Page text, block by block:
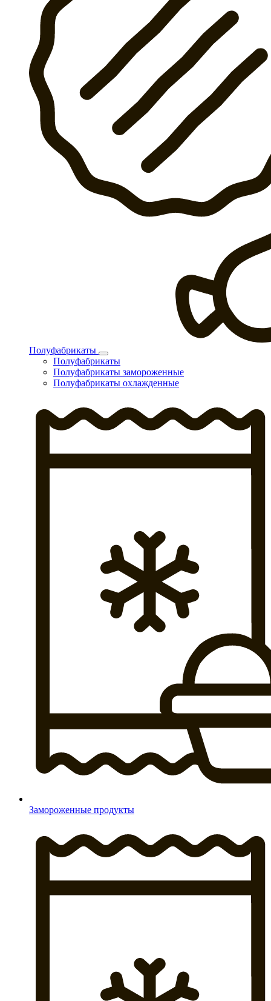
Полуфабрикаты
Полуфабрикаты
Полуфабрикаты замороженные
Полуфабрикаты охлажденные
Замороженные продукты